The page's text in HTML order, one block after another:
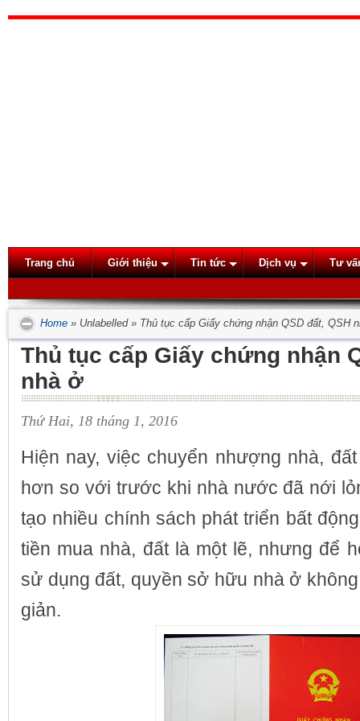
Trang chủ Giới thiệu Tin tức Dịch vụ Tư
Home » Unlabelled» Thủ tục cấp Giấy chứng nhận QSD đất, QSH
Thủ tục cấp Giấy chứng nhận
nhà ở
Thứ Hai, 18 tháng 1, 2016
Hiện nay, việc chuyển nhượng nhà,
hơn so với trước khi nhà nước đã nới
tạo nhiều chính sách phát triển bất
tiền mua nhà, đất là một lẽ, nhưng để
sử dụng đất, quyền sở hữu nhà ở
giản.